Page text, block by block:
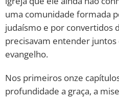
uma comunidade formada
judaísmo e por convertidos
precisavam entender juntos
evangelho.
Nos primeiros onze
profundidade a graça, a